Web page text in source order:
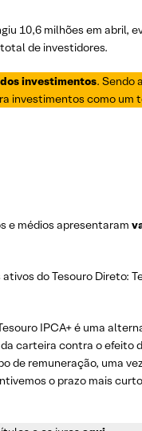
10,6 milhões em abril,
de investidores.
investimentos. Sendo
investimentos como um
e médios apresentaram
do Tesouro Direto:
IPCA+ é uma
carteira contra o efeito
de remuneração, uma
o prazo mais